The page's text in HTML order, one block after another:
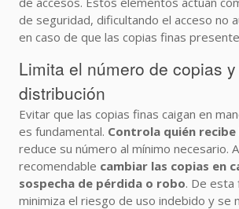
de seguridad, dificultando el acceso no
en caso de que las copias finas
Limita el número de copias
distribución
Evitar que las copias finas caigan en
es fundamental. Controla quién recibe
reduce su número al mínimo necesario.
recomendable cambiar las copias en
sospecha de pérdida o robo. De esta
minimiza el riesgo de uso indebido y se